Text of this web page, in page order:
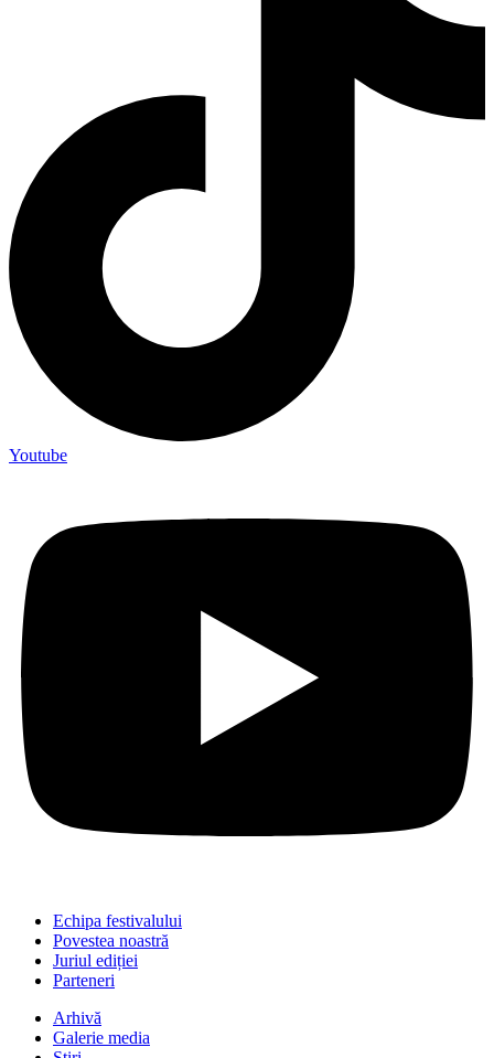
Youtube
Echipa festivalului
Povestea noastră
Juriul ediției
Parteneri
Arhivă
Galerie media